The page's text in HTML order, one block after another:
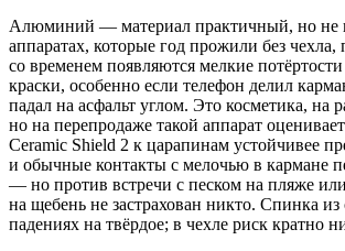
Алюминий — материал практичный, но не
аппаратах, которые год прожили без чехла,
со временем появляются мелкие
краски, особенно если телефон делил
падал на асфальт углом. Это косметика, на
но на перепродаже такой аппарат
Ceramic Shield 2 к царапинам устойчивее
и обычные контакты с мелочью в кармане
— но против встречи с песком на пляже
на щебень не застрахован никто. Спинка из
падениях на твёрдое; в чехле риск кратно